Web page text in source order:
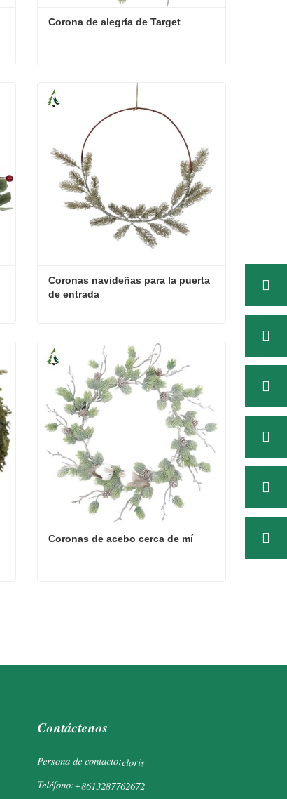
Corona de alegría de Target
Corona de alegría de Target
Contacta ahora
Coronas navideñas para la puerta
de entrada
Contacta ahora
Coronas de acebo cerca de mí
Contáctenos
Persona de contacto:cloris
Teléfono:+8613287762672